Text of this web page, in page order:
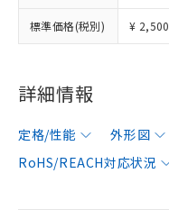
標準価格(税別) ¥ 2,500
詳細情報
定格/性能 外形図
RoHS/REACH対応状況